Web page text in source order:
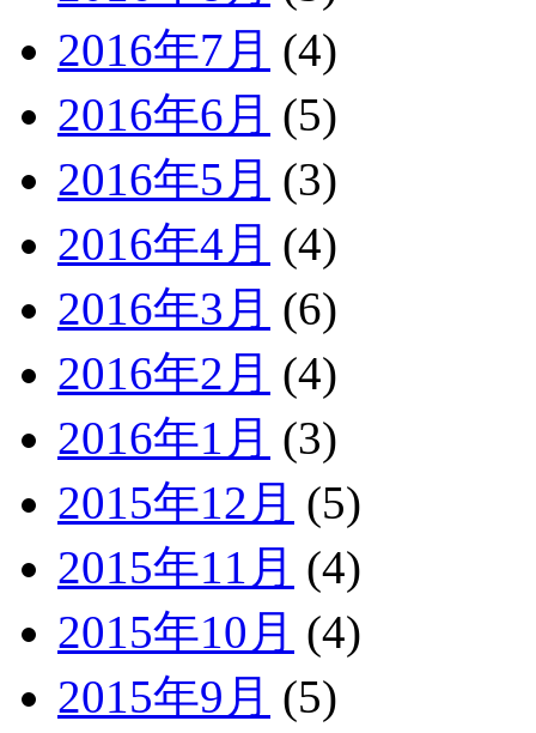
2016年7月 (4)
2016年6月 (5)
2016年5月 (3)
2016年4月 (4)
2016年3月 (6)
2016年2月 (4)
2016年1月 (3)
2015年12月 (5)
2015年11月 (4)
2015年10月 (4)
2015年9月 (5)